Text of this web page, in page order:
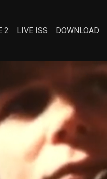
2 LIVE ISS DOWNLOAD